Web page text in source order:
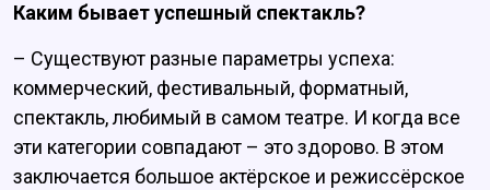
Каким бывает успешный спектакль?
– Существуют разные параметры успеха:
коммерческий, фестивальный, форматный,
спектакль, любимый в самом театре. И когда все
эти категории совпадают – это здорово. В этом
заключается большое актёрское и режиссёрское